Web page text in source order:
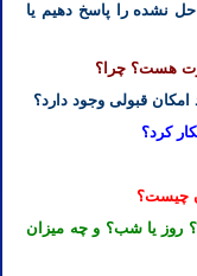
نشده را پاسخ دهیم یا
هست؟ چرا؟
قبولی وجود دارد؟
کرد؟
چیست؟
یا شب؟ و چه میزان